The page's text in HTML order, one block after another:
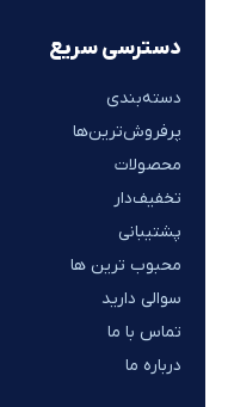
دسترسی سریع
دسته‌بندی
پرفروش‌ترین‌ها
محصولات
تخفیف‌دار
پشتیبانی
محبوب ترین ها
سوالی دارید
تماس با ما
درباره ما